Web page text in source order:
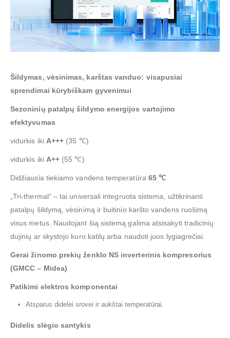
Šildymas, vėsinimas, karštas vanduo: visapusiai
sprendimai kūrybiškam gyvenimui
Sezoninių patalpų šildymo energijos vartojimo
efektyvumas
vidurkis iki A+++ (35 ℃)
vidurkis iki A++ (55 ℃)
Didžiausia tiekiamo vandens temperatūra 65 ℃
„Tri-thermal“ – tai universali integruota sistema, užtikrinanti
patalpų šildymą, vėsinimą ir buitinio karšto vandens ruošimą
visus metus. Naudojant šią sistemą galima atsisakyti tradicinių
dujinių ar skystojo kuro katilų arba naudoti juos lygiagrečiai.
Gerai žinomo prekių ženklo NS inverterinis kompresorius
(GMCC – Midea)
Patikimi elektros komponentai
Atsparus didelei srovei ir aukštai temperatūrai.
Didelis slėgio santykis